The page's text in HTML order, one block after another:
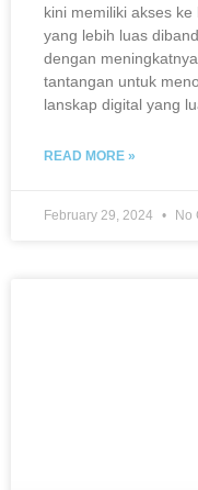
kini memiliki akses
yang lebih luas
dengan
tantangan untuk
lanskap digital yang
READ MORE »
February 29, 2024 No